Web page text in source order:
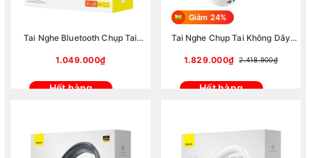
Hết hàng
Tai Nghe Bluetooth Chụp Tai
Headphones Stellar ( Bluetooth
1.049.000₫
Hết hàng
Giảm 24%
Tai Nghe Chụp Tai Không Dây
Wireless Headphones 40mm
Headsets
1.829.000₫ 2.418.900₫